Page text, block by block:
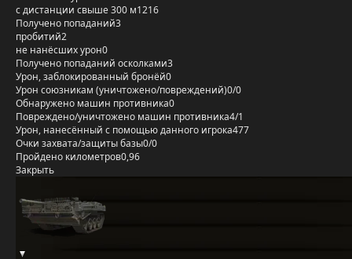
с дистанции свыше 300 м1216
Получено попаданий3
пробитий2
не нанёсших урон0
Получено попаданий осколками3
Урон, заблокированный бронёй0
Урон союзникам (уничтожено/повреждений)0/0
Обнаружено машин противника0
Повреждено/уничтожено машин противника4/1
Урон, нанесённый с помощью данного игрока477
Очки захвата/защиты базы0/0
Пройдено километров0,96
Закрыть